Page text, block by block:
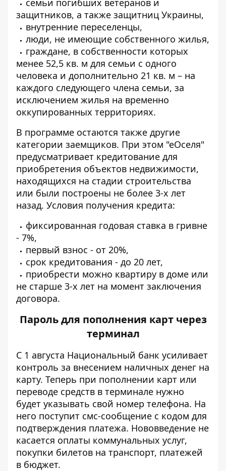
семьи погибших ветеранов и
защитников, а также защитниц Украины,
внутренние переселенцы,
люди, не имеющие собственного жилья,
граждане, в собственности которых
менее 52,5 кв. м для семьи с одного
человека и дополнительно 21 кв. м – на
каждого следующего члена семьи, за
исключением жилья на временно
оккупированных территориях.
В программе остаются также другие
категории заемщиков. При этом "еОселя"
предусматривает кредитование для
приобретения объектов недвижимости,
находящихся на стадии строительства
или были построены не более 3-х лет
назад. Условия получения кредита:
фиксированная годовая ставка в гривне
- 7%,
первый взнос - от 20%,
срок кредитования - до 20 лет,
приобрести можно квартиру в доме или
не старше 3-х лет на момент заключения
договора.
Пароль для пополнения карт через
терминал
С 1 августа Национальный банк усиливает
контроль за внесением наличных денег на
карту. Теперь при пополнении карт или
переводе средств в терминале нужно
будет указывать свой номер телефона. На
него поступит смс-сообщение с кодом для
подтверждения платежа. Нововведение не
касается оплаты коммунальных услуг,
покупки билетов на транспорт, платежей
в бюджет.